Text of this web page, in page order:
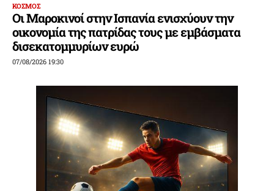
ΚΟΣΜΟΣ
Οι Μαροκινοί στην Ισπανία ενισχύουν την
οικονομία της πατρίδας τους με εμβάσματα
δισεκατομμυρίων ευρώ
07/08/2026 19:30